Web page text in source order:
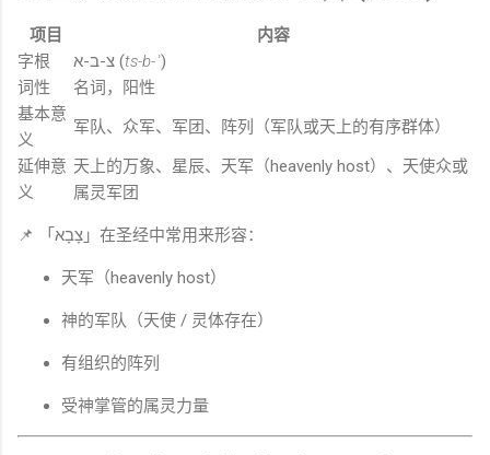
项目
内容
字根
צ-ב-א (ts-b-ʾ)
词性
名词，阳性
基本意
义
军队、众军、军团、阵列（军队或天上的有序群体）
延伸意
义
天上的万象、星辰、天军（heavenly host）、天使众或
属灵军团
📌 「צָבָא」在圣经中常用来形容：
天军（heavenly host）
神的军队（天使 / 灵体存在）
有组织的阵列
受神掌管的属灵力量